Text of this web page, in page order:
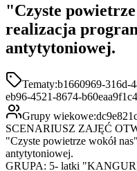
"Czyste
realizacja
antytytoniowej.
Tematy:b1660969-316d-
eb96-4521-8674-
Grupy wiekowe:
SCENARIUSZ ZAJĘĆ
"Czyste powietrze wokół
antytytoniowej.
GRUPA: 5- latki